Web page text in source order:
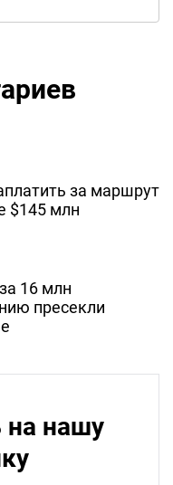
за маршрут
$145 млн
16 млн
пресекли
на нашу